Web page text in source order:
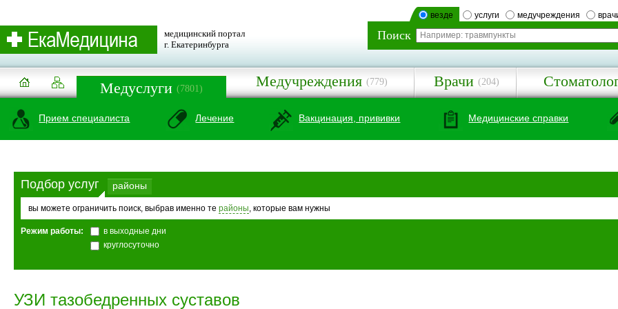
везде услуги медучреждения
Поиск
медицинский портал
г. Екатеринбурга
Медуслуги (7801) Медучреждения (779) Врачи (204)
Прием специалиста Лечение Вакцинация, прививки Медицинские справки
Подбор услуг районы
вы можете ограничить поиск, выбрав именно те районы, которые вам нужны
Режим работы:
в выходные дни
круглосуточно
УЗИ тазобедренных суставов